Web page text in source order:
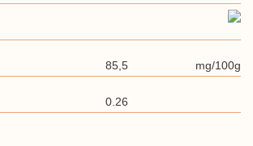
85,5 mg/100g
0.26